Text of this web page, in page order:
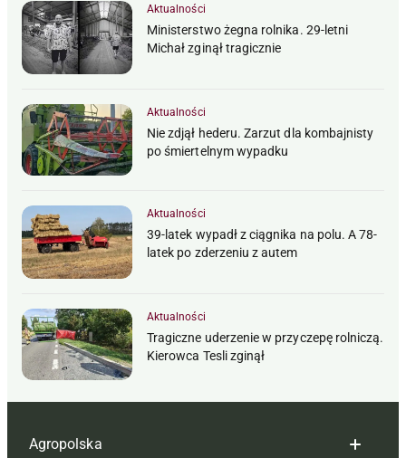
Aktualności
Ministerstwo żegna rolnika. 29-letni
Michał zginął tragicznie
Aktualności
Nie zdjął hederu. Zarzut dla kombajnisty
po śmiertelnym wypadku
Aktualności
39-latek wypadł z ciągnika na polu. A 78-
latek po zderzeniu z autem
Aktualności
Tragiczne uderzenie w przyczepę rolniczą.
Kierowca Tesli zginął
Agropolska